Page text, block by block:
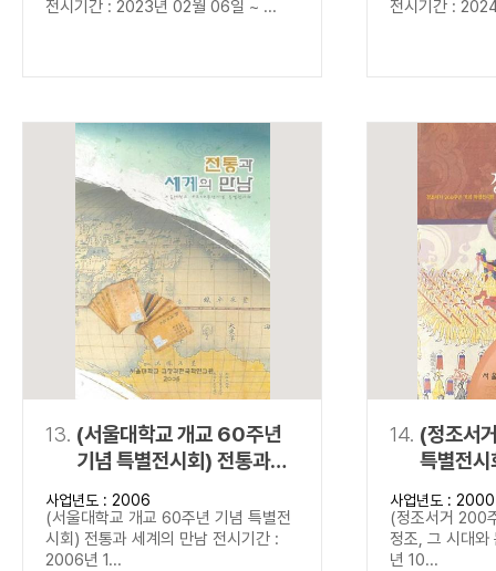
전시기간 : 2023년 02월 06일 ~ ...
전시기간 :
13. (서울대학교 개교 60주년
기념 특별전시회) 전통과
세계의 만남
사업년도 : 2006
(서울대학교 개교 60주년 기념 특별전
시회) 전통과 세계의 만남 전시기간 :
2006년 1...
14. (정조서
특별전
문화
사업년도 : 2000
(정조서거 200
정조, 그 시대
년 10...